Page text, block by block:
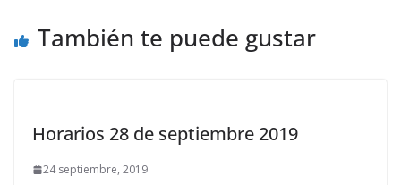
También te puede gustar
Horarios 28 de septiembre 2019
24 septiembre, 2019